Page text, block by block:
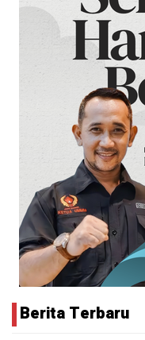
Berita Terbaru